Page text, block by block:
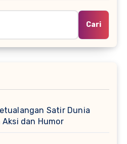
Cari
Satir Dunia
dan Humor